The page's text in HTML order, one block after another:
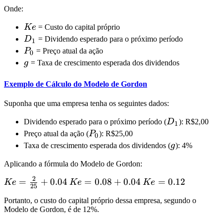
Onde:
Ke
Ke = Custo do capital próprio
D_1
D1 = Dividendo esperado para o próximo período
P_0
P0 = Preço atual da ação
g
g = Taxa de crescimento esperada dos dividendos
Exemplo de Cálculo do Modelo de Gordon
Suponha que uma empresa tenha os seguintes dados:
Dividendo esperado para o próximo período (D_1
D1): R$2,00
Preço atual da ação (P_0
P0): R$25,00
Taxa de crescimento esperada dos dividendos (g
g): 4%
Aplicando a fórmula do Modelo de Gordon:
Ke =
{25} +
Ke = 25
2 + 0.04 Ke
0.08
Ke = 0.08 + 0.04 Ke
0.12
Ke = 0.12
Portanto, o custo do capital próprio dessa empresa, segundo o
Modelo de Gordon, é de 12%.